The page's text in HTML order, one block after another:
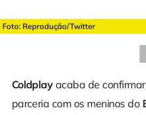
Foto: Reprodução/Twitter
Coldplayacaba de
parceria com os meninos do